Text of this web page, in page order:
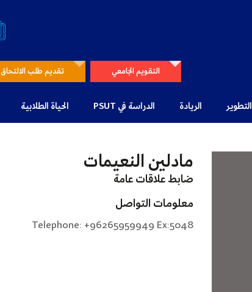
التقويم الجامعي تقديم طلب الالتحاق
الريادة الدراسة في PSUT الحياة الطلابية
مادلين النعيمات
ضابط علاقات عامة
معلومات التواصل
Telephone: +96265959949 Ex:5048